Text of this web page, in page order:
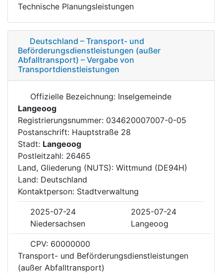
Technische Planungsleistungen
Deutschland – Transport- und
Beförderungsdienstleistungen (außer
Abfalltransport) – Vergabe von
Transportdienstleistungen
Offizielle Bezeichnung: Inselgemeinde
Langeoog
Registrierungsnummer: 034620007007-0-05
Postanschrift: Hauptstraße 28
Stadt: Langeoog
Postleitzahl: 26465
Land, Gliederung (NUTS): Wittmund (DE94H)
Land: Deutschland
Kontaktperson: Stadtverwaltung
2025-07-24
2025-07-24
Niedersachsen
Langeoog
CPV: 60000000
Transport- und Beförderungsdienstleistungen
(außer Abfalltransport)